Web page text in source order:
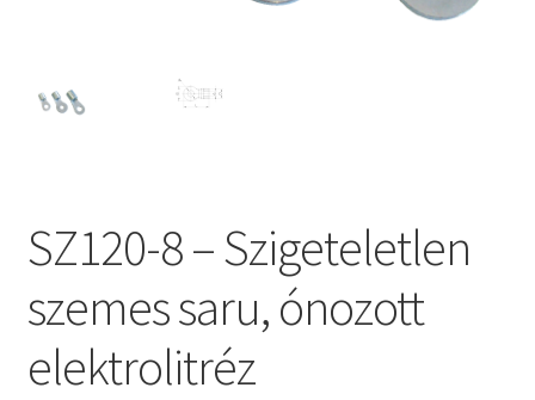
SZ120-8 – Szigeteletlen
szemes saru, ónozott
elektrolitréz